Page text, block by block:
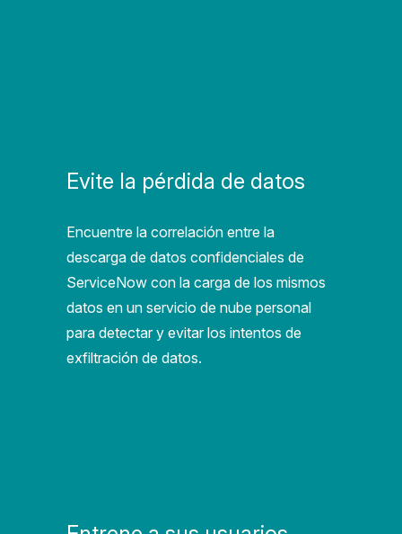
Evite la pérdida de datos
Encuentre la correlación entre la
descarga de datos confidenciales de
ServiceNow con la carga de los mismos
datos en un servicio de nube personal
para detectar y evitar los intentos de
exfiltración de datos.